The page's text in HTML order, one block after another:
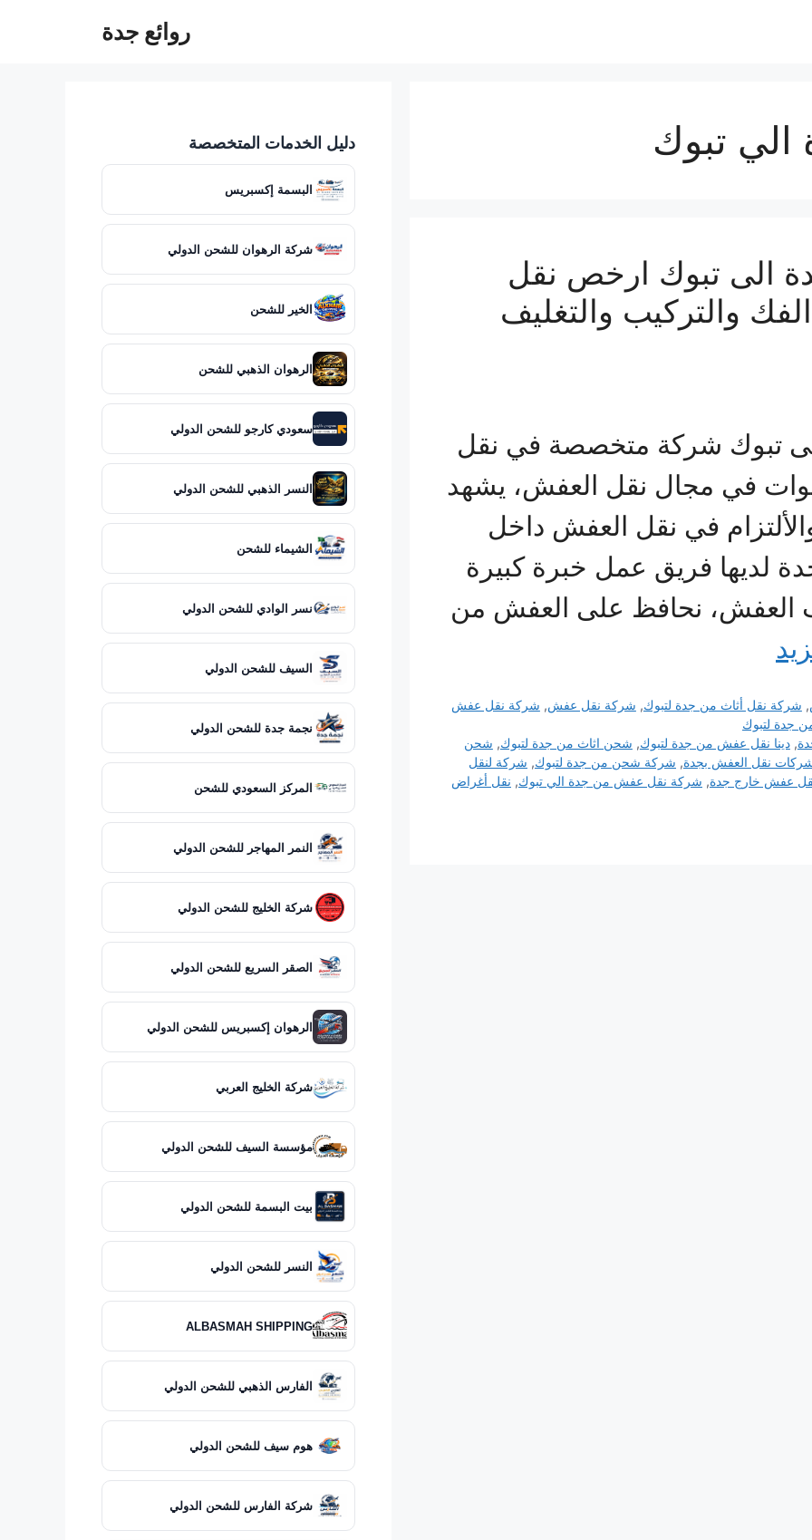
روائع جدة
تبوك
الى تبوك ارخص نقل
والتركيب والتغليف
تبوك شركة متخصصة في نقل
في مجال نقل العفش، يشهد
في نقل العفش داخل
لديها فريق عمل خبرة كبيرة
العفش، نحافظ على العفش من
, شركة نقل أثاث من جدة لتبوك, شركة نقل عفش, شركة نقل عفش
جدة لتبوك
,دينا نقل عفش من جدة لتبوك, شحن اثاث من جدة لتبوك, شحن
نقل العفش بجدة, شركة شحن من جدة لتبوك, شركة لنقل
عفش خارج جدة, شركة نقل عفش من جدة الي تبوك, نقل أغراض
دليل الخدمات المتخصصة
البسمة إكسبريس
شركة الرهوان للشحن الدولي
الخير للشحن
الرهوان الذهبي للشحن
سعودي كارجو للشحن الدولي
النسر الذهبي للشحن الدولي
الشيماء للشحن
نسر الوادي للشحن الدولي
السيف للشحن الدولي
نجمة جدة للشحن الدولي
المركز السعودي للشحن
النمر المهاجر للشحن الدولي
شركة الخليج للشحن الدولي
الصقر السريع للشحن الدولي
الرهوان إكسبريس للشحن الدولي
شركة الخليج العربي
مؤسسة السيف للشحن الدولي
بيت البسمة للشحن الدولي
النسر للشحن الدولي
ALBASMAH SHIPPING
الفارس الذهبي للشحن الدولي
هوم سيف للشحن الدولي
شركة الفارس للشحن الدولي